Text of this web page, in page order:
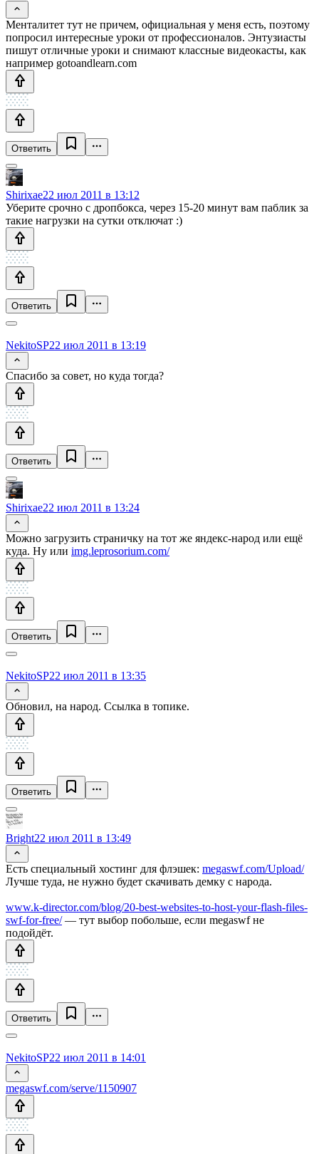
Менталитет тут не причем, официальная у меня есть, поэтому
попросил интересные уроки от профессионалов. Энтузиасты
пишут отличные уроки и снимают классные видеокасты, как
например gotoandlearn.com
Ответить
Shirixae22 июл 2011 в 13:12
Уберите срочно с дропбокса, через 15-20 минут вам паблик за
такие нагрузки на сутки отключат :)
Ответить
NekitoSP22 июл 2011 в 13:19
Спасибо за совет, но куда тогда?
Ответить
Shirixae22 июл 2011 в 13:24
Можно загрузить страничку на тот же яндекс-народ или ещё
куда. Ну или img.leprosorium.com/
Ответить
NekitoSP22 июл 2011 в 13:35
Обновил, на народ. Ссылка в топике.
Ответить
Bright22 июл 2011 в 13:49
Есть специальный хостинг для флэшек: megaswf.com/Upload/
Лучше туда, не нужно будет скачивать демку с народа.
www.k-director.com/blog/20-best-websites-to-host-your-flash-files-
swf-for-free/— тут выбор побольше, если megaswf не
подойдёт.
Ответить
NekitoSP22 июл 2011 в 14:01
megaswf.com/serve/1150907